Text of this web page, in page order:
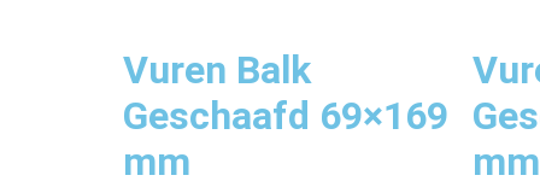
Vuren Balk
Geschaafd 69×169
mm
mm